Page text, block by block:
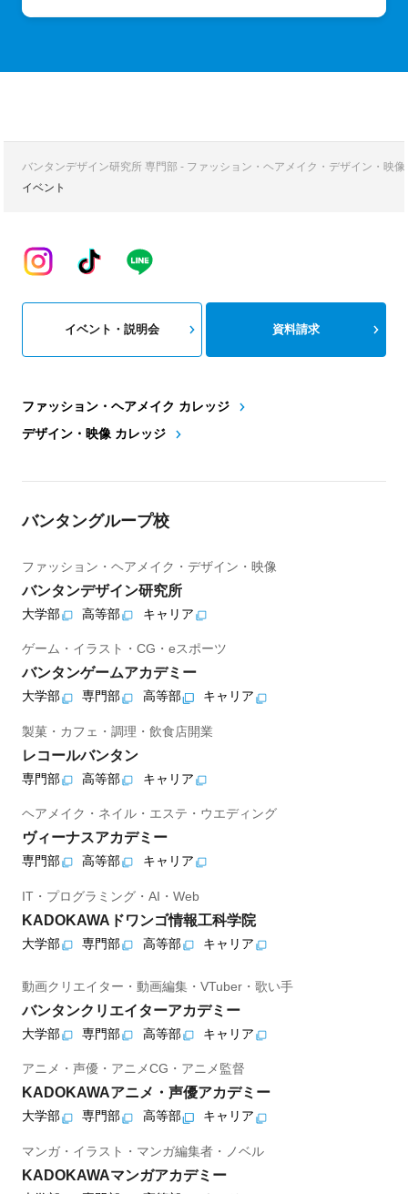
バンタンデザイン研究所 専門部 - ファッション・ヘアメイク・デザイン・映
イベント
ファッション・ヘアメイク カレッジ
デザイン・映像 カレッジ
イベント・説明会 資料請求
バンタングループ校
ファッション・ヘアメイク・デザイン・映像
バンタンデザイン研究所
大学部 高等部 キャリア
ゲーム・イラスト・CG・eスポーツ
バンタンゲームアカデミー
大学部 専門部 高等部 キャリア
製菓・カフェ・調理・飲食店開業
レコールバンタン
専門部 高等部 キャリア
ヘアメイク・ネイル・エステ・ウエディング
ヴィーナスアカデミー
専門部 高等部 キャリア
IT・プログラミング・AI・Web
KADOKAWAドワンゴ情報工科学院
大学部 専門部 高等部 キャリア
動画クリエイター・動画編集・VTuber・歌い手
バンタンクリエイターアカデミー
大学部 専門部 高等部 キャリア
アニメ・声優・アニメCG・アニメ監督
KADOKAWAアニメ・声優アカデミー
大学部 専門部 高等部 キャリア
マンガ・イラスト・マンガ編集者・ノベル
KADOKAWAマンガアカデミー